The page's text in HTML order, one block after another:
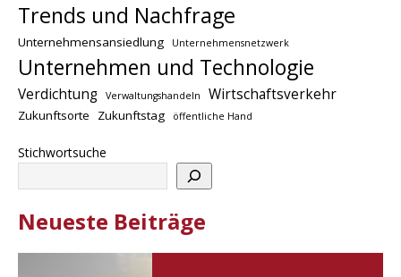
Trends und Nachfrage
Unternehmensansiedlung Unternehmensnetzwerk
Unternehmen und Technologie
Verdichtung Verwaltungshandeln Wirtschaftsverkehr
Zukunftsorte Zukunftstag öffentliche Hand
Stichwortsuche
Neueste Beiträge